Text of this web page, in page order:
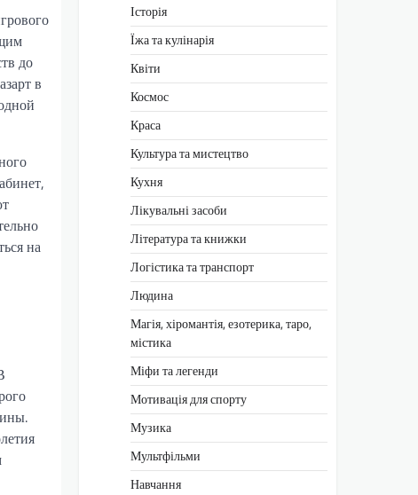
до
в
на
Історія
Їжа та кулінарія
Квіти
Космос
Краса
Культура та мистецтво
Кухня
Лікувальні засоби
Література та книжки
Логістика та транспорт
Людина
Магія, хіромантія, езотерика, таро,
містика
Міфи та легенди
Мотивація для спорту
Музика
Мультфільми
Навчання